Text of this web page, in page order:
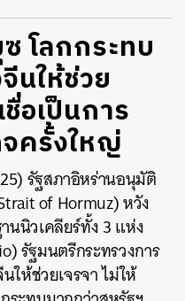
โลกกระทบ
นให้ช่วย
อเป็นการ
จครั้งใหญ่
รัฐสภาอิหร่านอนุมัติ
of Hormuz) หวัง
นนิวเคลียร์ทั้ง 3 แห่ง
รัฐมนตรีกระทรวงการ
ให้ช่วยเจรจา ไม่ให้